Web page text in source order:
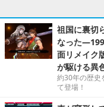
祖国に裏切
なった
面リメイク
が駆ける異
約30年の歴史
て登場！